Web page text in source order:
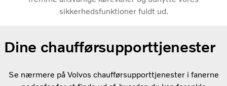
sikkerhedsfunktioner fuldt ud.
Dine chaufførsupporttjenester
Se nærmere på Volvos chaufførsupporttjenester i fanerne